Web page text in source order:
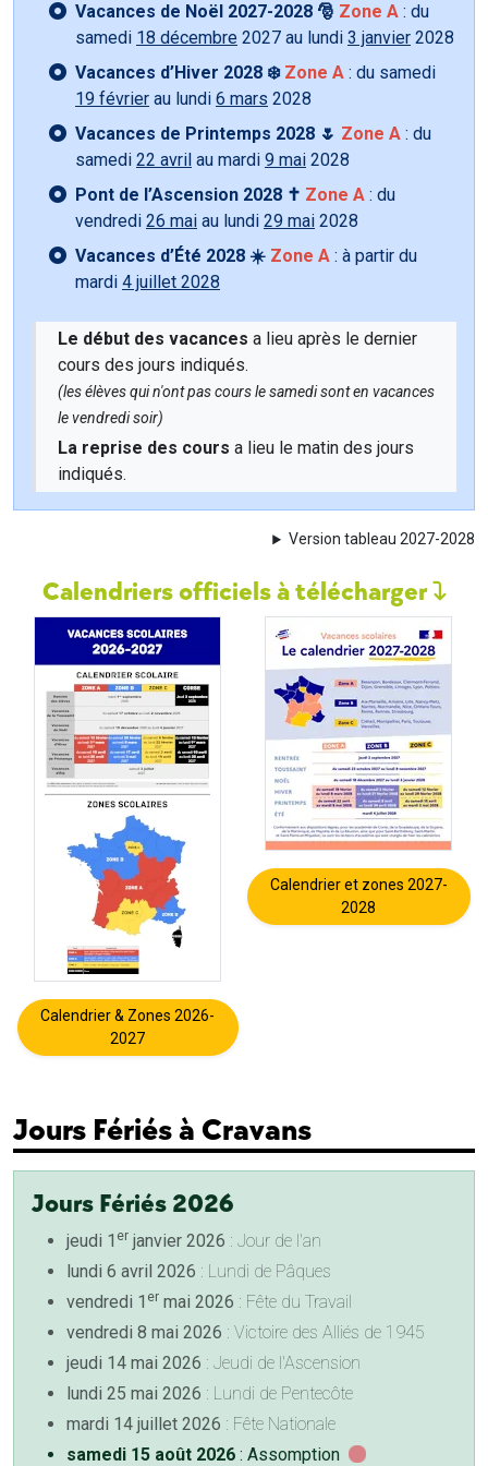
Vacances de Noël 2027-2028 🎅 Zone A : du
samedi 18 décembre 2027 au lundi 3 janvier 2028
Vacances d’Hiver 2028 ❄️ Zone A : du samedi
19 février au lundi 6 mars 2028
Vacances de Printemps 2028 🌷 Zone A : du
samedi 22 avril au mardi 9 mai 2028
Pont de l’Ascension 2028 ✝️ Zone A : du
vendredi 26 mai au lundi 29 mai 2028
Vacances d’Été 2028 ☀️ Zone A : à partir du
mardi 4 juillet 2028
Le début des vacances a lieu après le dernier
cours des jours indiqués.
(les élèves qui n'ont pas cours le samedi sont en vacances
le vendredi soir)
La reprise des cours a lieu le matin des jours
indiqués.
Version tableau 2027-2028
Calendriers officiels à télécharger
Calendrier & Zones 2026-
2027
Calendrier et zones 2027-
2028
Jours Fériés à Cravans
Jours Fériés 2026
jeudi 1 er janvier 2026 : Jour de l'an
lundi 6 avril 2026 : Lundi de Pâques
vendredi 1 er mai 2026 : Fête du Travail
vendredi 8 mai 2026 : Victoire des Alliés de 1945
jeudi 14 mai 2026 : Jeudi de l'Ascension
lundi 25 mai 2026 : Lundi de Pentecôte
mardi 14 juillet 2026 : Fête Nationale
samedi 15 août 2026 : Assomption